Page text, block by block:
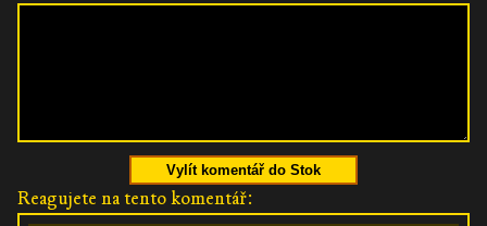
Vylít komentář do Stok
Reagujete na tento komentář: